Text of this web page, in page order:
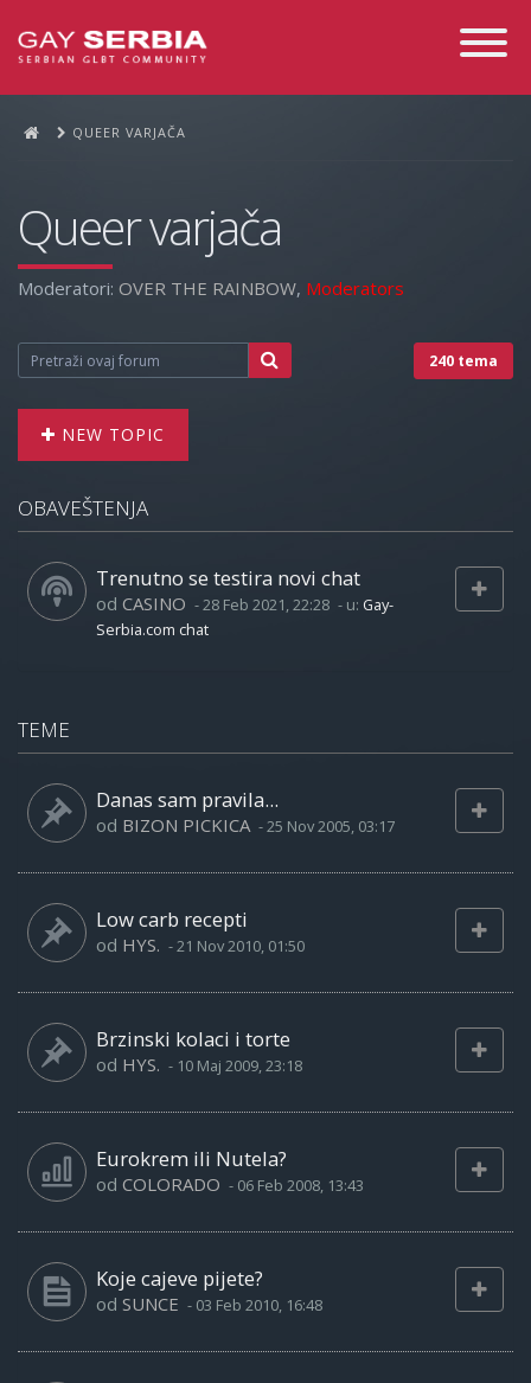
Toggle
QUEER VARJAČA
Queer varjača
Moderatori: OVER THE RAINBOW, Moderators
240 tema
NEW TOPIC
OBAVEŠTENJA
Trenutno se testira novi chat
od CASINO -28 Feb 2021, 22:28 - u: Gay-
Serbia.com chat
TEME
Danas sam pravila...
od BIZON PICKICA -25 Nov 2005, 03:17
Low carb recepti
od HYS. -21 Nov 2010, 01:50
Brzinski kolaci i torte
od HYS. - 10 Maj 2009, 23:18
Eurokrem ili Nutela?
od COLORADO - 06 Feb 2008, 13:43
Koje cajeve pijete?
od SUNCE - 03 Feb 2010, 16:48